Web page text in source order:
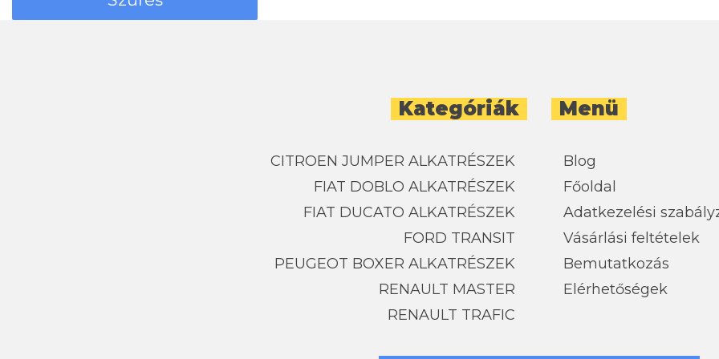
Kategóriák
CITROEN JUMPER ALKATRÉSZEK
FIAT DOBLO ALKATRÉSZEK
FIAT DUCATO ALKATRÉSZEK
FORD TRANSIT
PEUGEOT BOXER ALKATRÉSZEK
RENAULT MASTER
RENAULT TRAFIC
Menü
Blog
Főoldal
Adatkezelési
Vásárlási feltételek
Bemutatkozás
Elérhetőségek